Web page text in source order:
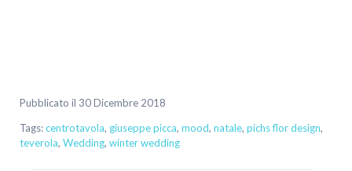
Pubblicato il 30 Dicembre 2018
Tags:centrotavola, giuseppe picca, mood, natale, pichs flor design,
teverola, Wedding, winter wedding